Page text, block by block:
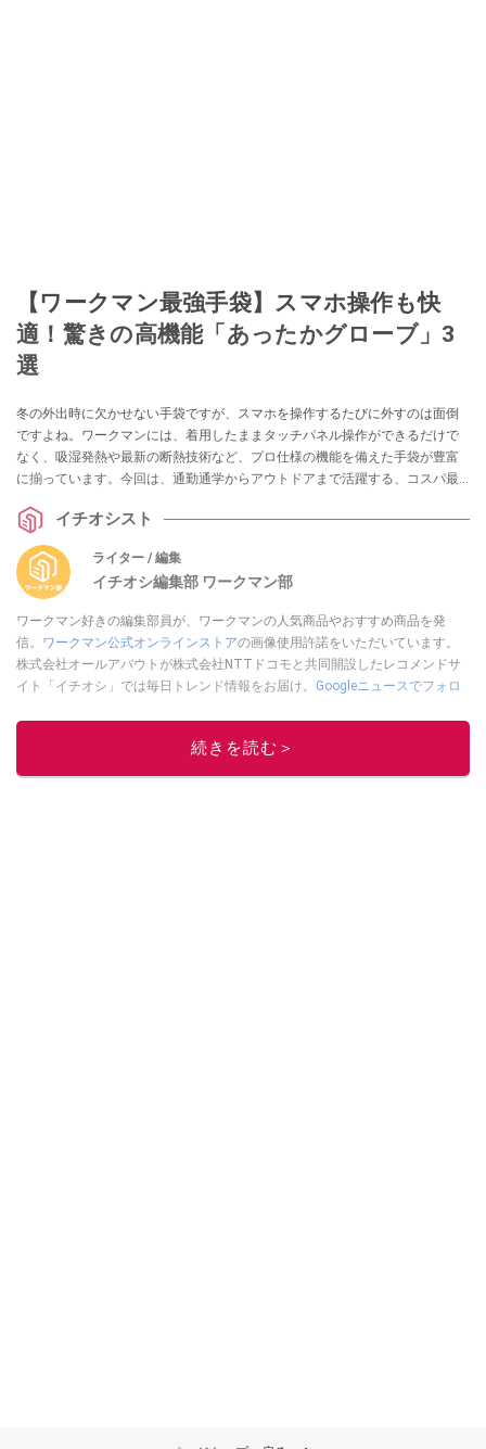
【ワークマン最強手袋】スマホ操作も快
適！驚きの高機能「あったかグローブ」3
選
冬の外出時に欠かせない手袋ですが、スマホを操作するたびに外すのは面倒
ですよね。ワークマンには、着用したままタッチパネル操作ができるだけで
なく、吸湿発熱や最新の断熱技術など、プロ仕様の機能を備えた手袋が豊富
に揃っています。今回は、通勤通学からアウトドアまで活躍する、コスパ最
イチオシスト
ライター / 編集
イチオシ編集部 ワークマン部
ワークマン好きの編集部員が、ワークマンの人気商品やおすすめ商品を発
信。 ワークマン公式オンラインストアの画像使用許諾をいただいています。
株式会社オールアバウトが株式会社NTTドコモと共同開設したレコメンドサ
イト「イチオシ」では毎日トレンド情報をお届け。 Googleニュースでフォロ
このイチオシストの他の記事を読む
続きを読む＞